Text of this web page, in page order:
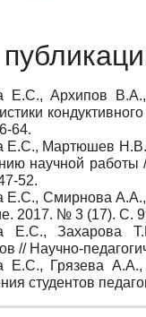
Е.С., Архипов
64.
Е.С., Мартюшев
научной работы
52.
Е.С., Смирнова А.А.,
2017. № 3 (17). С.
Е.С., Захарова
// Научно-
Е.С., Грязева А.А.,
студентов